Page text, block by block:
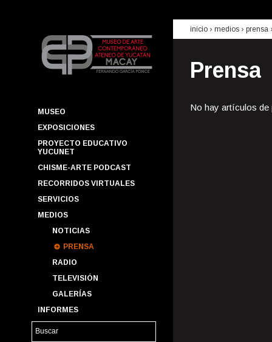
MUSEO
EXPOSICIONES
PROYECTO EDUCATIVO
YUCUNET
CHISME-ARTE PODCAST
RECORRIDOS VIRTUALES
SERVICIOS
MEDIOS
NOTICIAS
PRENSA
RADIO
TELEVISIÓN
GALERÍAS
INFORMES
inicio › medios › prensa
Prensa
No hay artículos de